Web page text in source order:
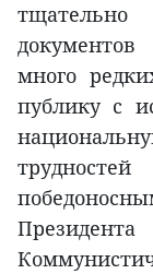
много
публику с